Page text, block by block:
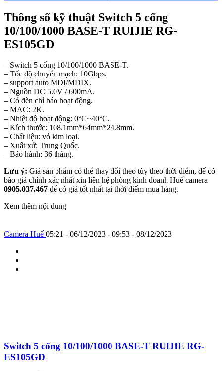
Thông số kỹ thuật Switch 5 cổng
10/100/1000 BASE-T RUIJIE RG-
ES105GD
– Switch 5 cổng 10/100/1000 BASE-T.
– Tốc độ chuyển mạch: 10Gbps.
– support auto MDI/MDIX.
– Nguồn DC 5.0V / 600mA.
– Có đèn chỉ báo hoạt động.
– MAC: 2K.
– Nhiệt độ hoạt động: 0°C~40°C.
– Kích thước: 108.1mm*64mm*24.8mm.
– Chất liệu: vỏ kim loại.
– Xuất xứ: Trung Quốc.
– Bảo hành: 36 tháng.
Lưu ý: Giá sản phẩm có thể thay đổi theo tùy theo thời điểm, để có
báo giá chính xác nhất xin liên hệ phòng kinh doanh Huế camera
0905.037.467 để có giá tốt nhất tại thời điểm mua hàng.
Xem thêm nội dung
Camera Huế 05:21 - 06/12/2023 - 09:53 - 08/12/2023
Switch 5 cổng 10/100/1000 BASE-T RUIJIE RG-
ES105GD